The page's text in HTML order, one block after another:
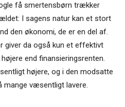
få smertensbørn trækker
I sagens natur kan et stort
den økonomi, de er en del af.
giver da også kun et effektivt
end finansieringsrenten.
højere, og i den modsatte
mange væsentligt lavere.